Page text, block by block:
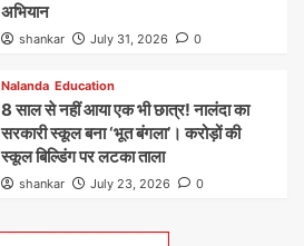
अभियान
shankar July 31, 2026 0
Nalanda Education
8 साल से नहीं आया एक भी छात्र! नालंदा का
सरकारी स्कूल बना ‘भूत बंगला’। करोड़ों की
स्कूल बिल्डिंग पर लटका ताला
shankar July 23, 2026 0